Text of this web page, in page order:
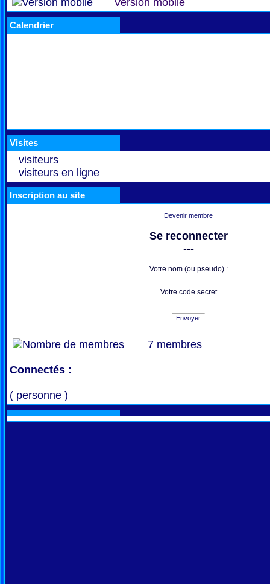
Version mobile
Calendrier
Visites
visiteurs
visiteurs en ligne
Inscription au site
Devenir membre
Se reconnecter
---
Votre nom (ou pseudo) :
Votre code secret
Envoyer
7 membres
Connectés :
( personne )